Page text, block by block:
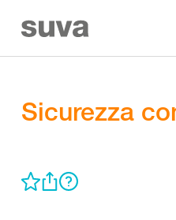
Sicurezza